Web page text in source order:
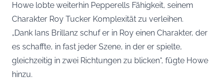
Howe lobte weiterhin Pepperells Fähigkeit, seinem
Charakter Roy Tucker Komplexität zu verleihen.
„Dank Ians Brillanz schuf er in Roy einen Charakter, der
es schaffte, in fast jeder Szene, in der er spielte,
gleichzeitig in zwei Richtungen zu blicken“, fügte Howe
hinzu.